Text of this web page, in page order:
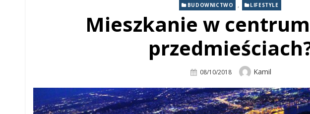
BUDOWNICTWO , LIFESTYLE
Mieszkanie w
Posted
08/10/2018 Author
Kamil